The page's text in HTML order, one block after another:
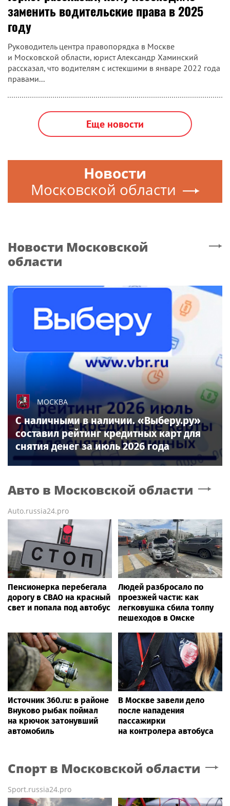
заменить водительские права в 2025
году
Руководитель центра правопорядка в Москве
и Московской области, юрист Александр Хаминский
рассказал, что водителям с истекшими в январе 2022 года
правами...
Еще новости
Новости
Московской области
Новости Московской
области
МОСКВА
С наличными в наличии. «Выберу.ру»
составил рейтинг кредитных карт для
снятия денег за июль 2026 года
Авто в Московской области
Auto.russia24.pro
Пенсионерка перебегала
дорогу в СВАО на красный
свет и попала под автобус
Людей разбросало по
проезжей части: как
легковушка сбила толпу
пешеходов в Омске
Источник 360.ru: в районе
Внуково рыбак поймал
на крючок затонувший
автомобиль
В Москве завели дело
после нападения
пассажирки
на контролера автобуса
Спорт в Московской области
Sport.russia24.pro